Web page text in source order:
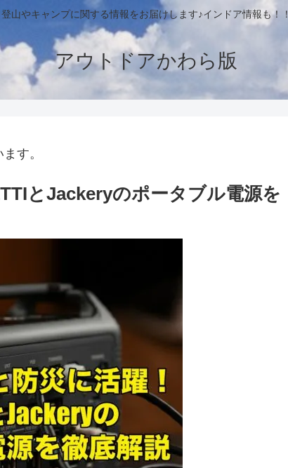
登山やキャンプに関する情報をお届けします♪インドア情報も！！
アウトドアかわら版
す。
とJackeryのポータブル電源を